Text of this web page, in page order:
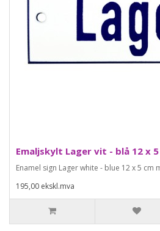
Emaljskylt Lager vit - blå 12 x
Enamel sign Lager white - blue 12 x 5 cm
195,00 ekskl.mva